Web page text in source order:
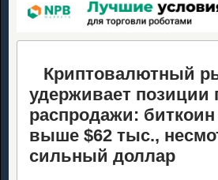
Криптовалютный
удерживает позиции
распродажи: биткоин
выше $62 тыс.,
сильный доллар